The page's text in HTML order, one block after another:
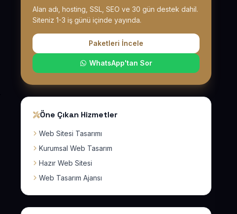
Alan adı, hosting, SSL, SEO ve 30 gün destek dahil.
Siteniz 1-3 iş günü içinde yayında.
Paketleri İncele
WhatsApp'tan Sor
Öne Çıkan Hizmetler
Web Sitesi Tasarımı
Kurumsal Web Tasarım
Hazır Web Sitesi
Web Tasarım Ajansı